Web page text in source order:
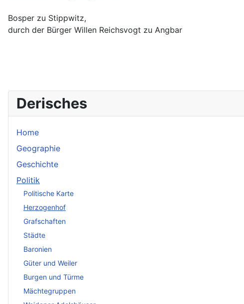
Derisches
Home
Geographie
Geschichte
Politik
Politische Karte
Herzogenhof
Grafschaften
Städte
Baronien
Güter und Weiler
Burgen und Türme
Mächtegruppen
Bosper zu Stippwitz,
durch der Bürger Willen Reichsvogt zu Angbar